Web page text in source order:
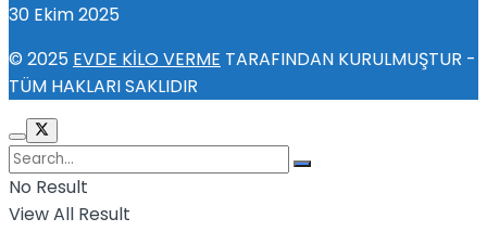
30 Ekim 2025
© 2025 EVDE KİLO VERME TARAFINDAN KURULMUŞTUR -
TÜM HAKLARI SAKLIDIR
No Result
View All Result